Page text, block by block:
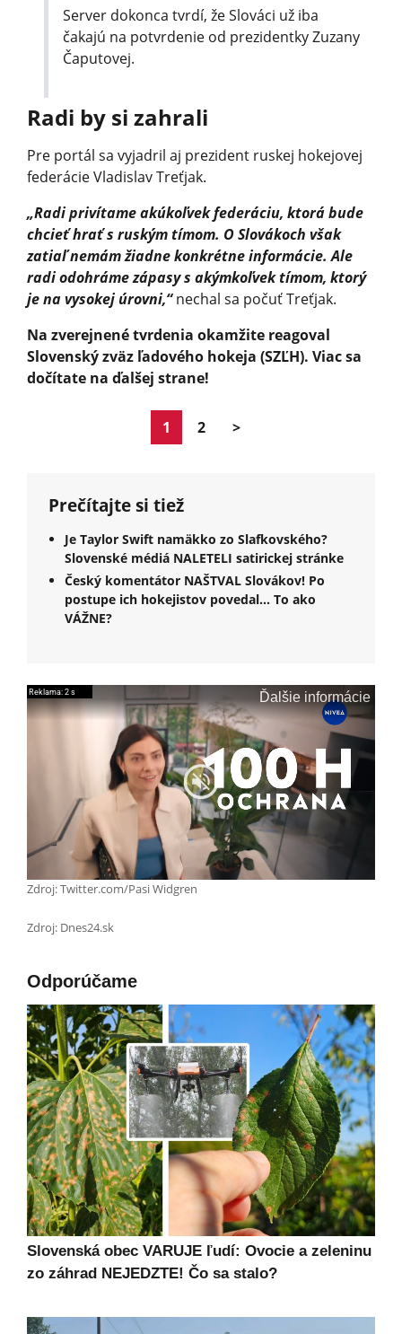
Server dokonca tvrdí, že Slováci už iba
čakajú na potvrdenie od prezidentky Zuzany
Čaputovej.
Radi by si zahrali
Pre portál sa vyjadril aj prezident ruskej hokejovej
federácie Vladislav Treťjak.
„Radi privítame akúkoľvek federáciu, ktorá bude
chcieť hrať s ruským tímom. O Slovákoch však
zatiaľ nemám žiadne konkrétne informácie. Ale
radi odohráme zápasy s akýmkoľvek tímom, ktorý
je na vysokej úrovni,“nechal sa počuť Treťjak.
Na zverejnené tvrdenia okamžite reagoval
Slovenský zväz ľadového hokeja (SZĽH). Viac sa
dočítate na ďalšej strane!
1 2 >
Prečítajte si tiež
Je Taylor Swift namäkko zo Slafkovského?
Slovenské médiá NALETELI satirickej stránke
Český komentátor NAŠTVAL Slovákov! Po
postupe ich hokejistov povedal... To ako
VÁŽNE?
Zdroj: Twitter.com/Pasi Widgren
Zdroj: Dnes24.sk
Odporúčame
Slovenská obec VARUJE ľudí: Ovocie a zeleninu
zo záhrad NEJEDZTE! Čo sa stalo?